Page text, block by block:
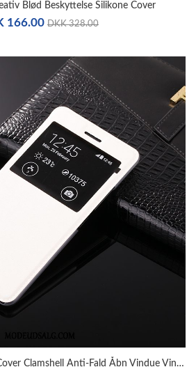
Blød Beskyttelse Silikone Cover
166.00 DKK 328.00
Huawei Mate 10 Etui / Cover Clamshell Anti-Fald Åbn Vindue Vinduer